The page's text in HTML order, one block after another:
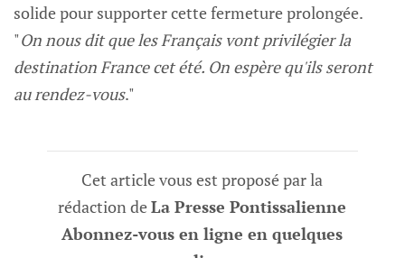
solide pour supporter cette fermeture prolongée.
"On nous dit que les Français vont privilégier la
destination France cet été. On espère qu'ils seront
au rendez-vous."
Cet article vous est proposé par la
rédaction deLa Presse Pontissalienne
Abonnez-vous en ligne en quelques